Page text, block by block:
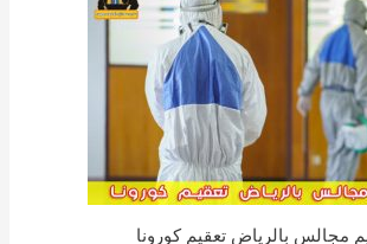
مجالس بالرياض تعقيم كورونا